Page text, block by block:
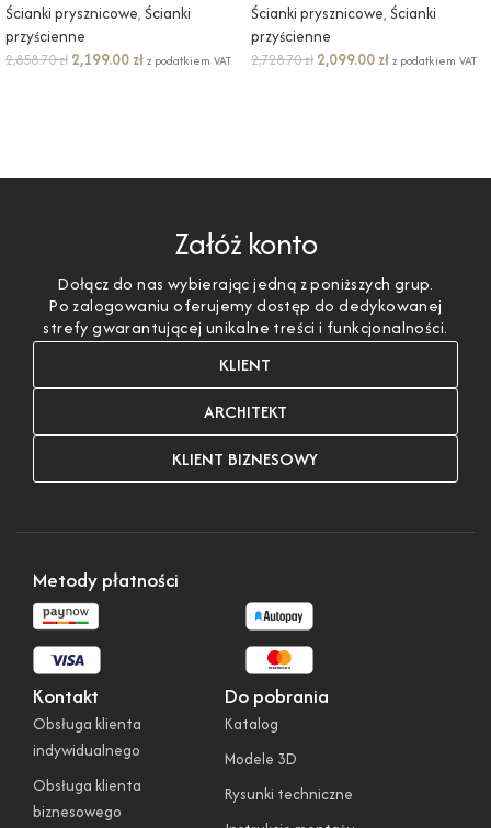
Ścianki prysznicowe, Ścianki
przyścienne
2,858.70zł 2,199.00 złz podatkiem VAT
Ścianki prysznicowe, Ścianki
przyścienne
2,728.70zł 2,099.00 złz podatkiem VAT
Załóż konto
Dołącz do nas wybierając jedną z poniższych grup.
Po zalogowaniu oferujemy dostęp do dedykowanej
strefy gwarantującej unikalne treści i funkcjonalności.
KLIENT
ARCHITEKT
KLIENT BIZNESOWY
Kontakt
Obsługa klienta
indywidualnego
Obsługa klienta
biznesowego
Do pobrania
Katalog
Modele 3D
Rysunki techniczne
Metody płatności